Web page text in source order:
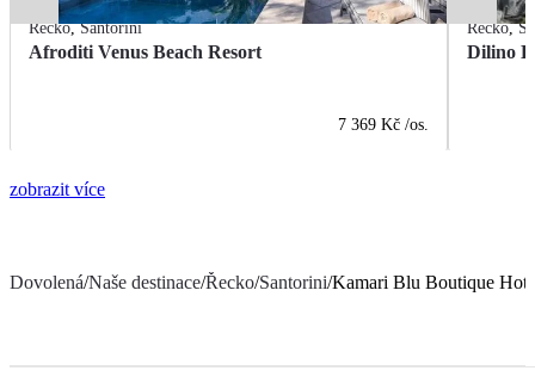
Řecko,Santorini
Afroditi Venus Beach Resort
7 369 Kč /os.
Řecko,
Dilino
zobrazit více
Dovolená/Naše destinace/Řecko/Santorini/Kamari Blu Boutique